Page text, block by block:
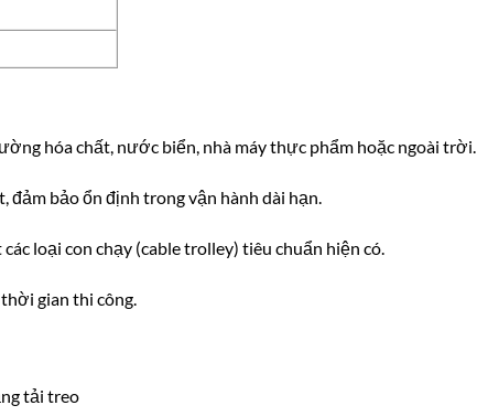
hóa chất, nước biển, nhà máy thực phẩm hoặc ngoài trời.
đảm bảo ổn định trong vận hành dài hạn.
loại con chạy (cable trolley) tiêu chuẩn hiện có.
gian thi công.
tải treo